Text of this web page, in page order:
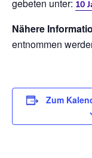
gebeten unter: 10
Nähere
entnommen
Zum